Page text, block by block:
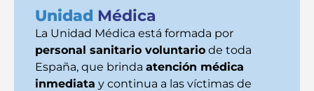
Unidad Médica
La Unidad Médica está formada por
personal sanitario voluntario de toda
España, que brinda atención médica
inmediata y continua a las víctimas de